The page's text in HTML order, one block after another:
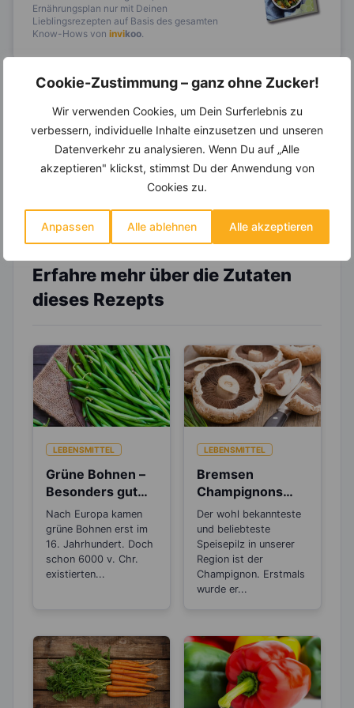
Cookie-Zustimmung – ganz ohne Zucker!
Wir verwenden Cookies, um Dein Surferlebnis zu
verbessern, individuelle Inhalte einzusetzen und unseren
Datenverkehr zu analysieren. Wenn Du auf „Alle
akzeptieren" klickst, stimmst Du der Anwendung von
Cookies zu.
Anpassen Alle ablehnen Alle akzeptieren
Ernährungsplan nur mit Deinen
Lieblingsrezepten auf Basis des gesamten
Know-Hows von invikoo
14.000 Rezepte, autom.
Wochenplaner,dynamische
Einkaufsliste und noch mehr?
Entdecke dieinvi koo-Mitgliedschaft und erhalte
viele hilfreiche und zeitsparende Möglichkeiten,
um Deine Ernährung optimal zu gestalten.
Erfahre mehr über die Zutaten
dieses Rezepts
LEBENSMITTEL
Grüne Bohnen –
Besonders gut
für die
Herzgesundheit
Nach Europa kamen
grüne Bohnen erst im
16. Jahrhundert. Doch
schon 6000 v. Chr.
existierten...
LEBENSMITTEL
Bremsen
Champignons
den
Alterungsprozes
s aus?
Der wohl bekannteste
und beliebteste
Speisepilz in unserer
Region ist der
Champignon. Erstmals
wurde er...